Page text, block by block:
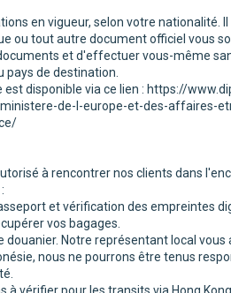
en vigueur, selon votre nationalité.
ou tout autre document officiel vous
et d'effectuer vous-même
pays de destination.
disponible via ce lien : https://
de-l-europe-et-des-affaires-
à rencontrer nos clients dans
et vérification des empreintes
vos bagages.
Notre représentant local
nous ne pourrons être tenus